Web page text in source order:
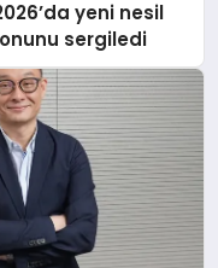
yeni nesil
sergiledi